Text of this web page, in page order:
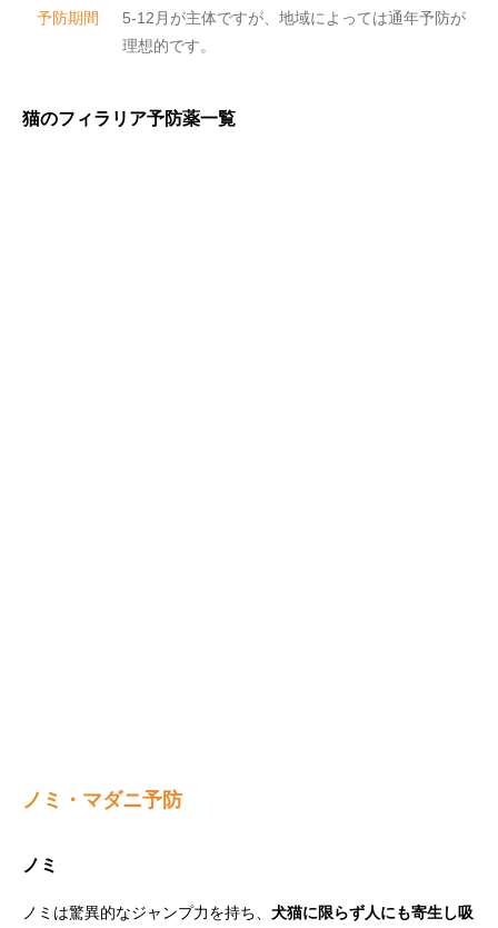
予防期間
5-12月が主体ですが、地域によっては通年予防が
理想的です。
猫のフィラリア予防薬一覧
ノミ・マダニ予防
ノミ
ノミは驚異的なジャンプ力を持ち、 犬猫に限らず人にも寄生し吸